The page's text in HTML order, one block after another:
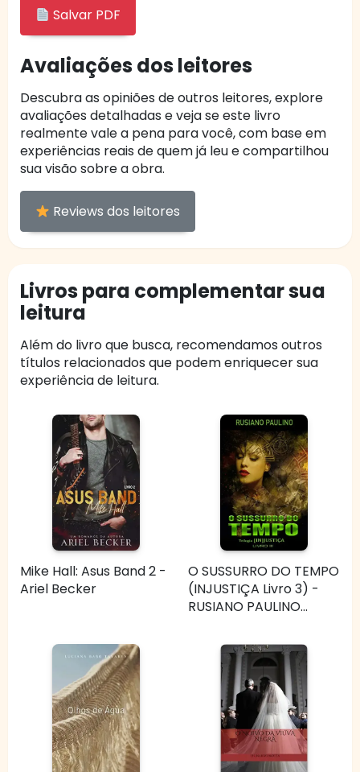
Salvar PDF
Avaliações dos leitores
Descubra as opiniões de outros leitores, explore
avaliações detalhadas e veja se este livro
realmente vale a pena para você, com base em
experiências reais de quem já leu e compartilhou
sua visão sobre a obra.
Reviews dos leitores
Livros para complementar sua
leitura
Além do livro que busca, recomendamos outros
títulos relacionados que podem enriquecer sua
experiência de leitura.
Mike Hall: Asus Band 2 -
Ariel Becker
O SUSSURRO DO TEMPO
(INJUSTIÇA Livro 3) -
RUSIANO PAULINO...